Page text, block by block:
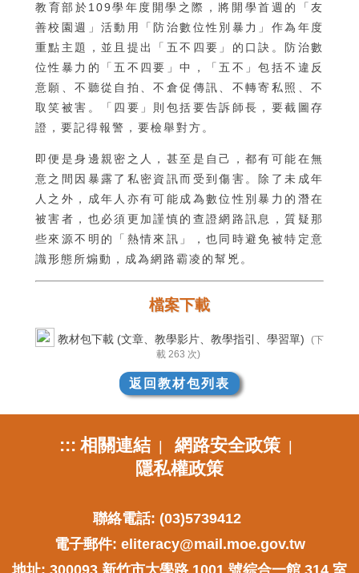
教育部於109學年度開學之際，將開學首週的「友
善校園週」活動用「防治數位性別暴力」作為年度
重點主題，並且提出「五不四要」的口訣。防治數
位性暴力的「五不四要」中，「五不」包括不違反
意願、不聽從自拍、不倉促傳訊、不轉寄私照、不
取笑被害。「四要」則包括要告訴師長，要截圖存
證，要記得報警，要檢舉對方。
即便是身邊親密之人，甚至是自己，都有可能在無
意之間因暴露了私密資訊而受到傷害。除了未成年
人之外，成年人亦有可能成為數位性別暴力的潛在
被害者，也必須更加謹慎的查證網路訊息，質疑那
些來源不明的「熱情來訊」，也同時避免被特定意
識形態所煽動，成為網路霸凌的幫兇。
檔案下載
教材包下載 (文章、教學影片、教學指引、學習單)
(下
載 263 次)
返回教材包列表
::: 相關連結| 網路安全政策|
隱私權政策
聯絡電話: (03)5739412
電子郵件: eliteracy@mail.moe.gov.tw